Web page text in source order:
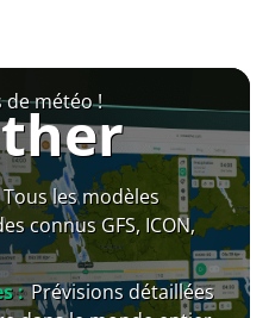
de météo !
Tous les modèles
connus GFS, ICON,
: Prévisions détaillées